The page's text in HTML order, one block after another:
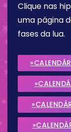
Clique nas
uma página
fases da lua.